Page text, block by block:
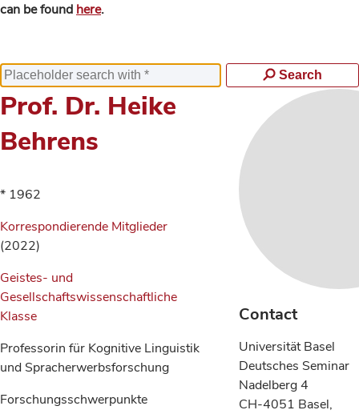
can be found here.
Search
Prof. Dr. Heike
Behrens
* 1962
Korrespondierende Mitglieder
(2022)
Geistes- und
Gesellschaftswissenschaftliche
Klasse
Professorin für Kognitive Linguistik
und Spracherwerbsforschung
Forschungsschwerpunkte
Contact
Universität Basel
Deutsches Seminar
Nadelberg 4
CH-4051 Basel,